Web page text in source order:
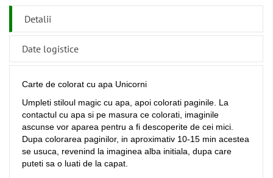
Detalii
Date logistice
Carte de colorat cu apa Unicorni
Umpleti stiloul magic cu apa, apoi colorati paginile. La
contactul cu apa si pe masura ce colorati, imaginile
ascunse vor aparea pentru a fi descoperite de cei mici.
Dupa colorarea paginilor, in aproximativ 10-15 min acestea
se usuca, revenind la imaginea alba initiala, dupa care
puteti sa o luati de la capat.